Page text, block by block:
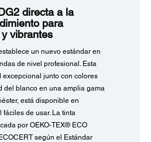
directa a la
para
vibrantes
un nuevo estándar en
de nivel profesional. Esta
excepcional junto con colores
del blanco en una amplia gama
está disponible en
de usar. La tinta
por OEKO-TEX® ECO
según el Estándar